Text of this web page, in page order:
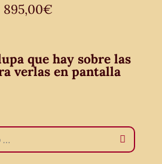
895,00€
que hay sobre las
verlas en pantalla